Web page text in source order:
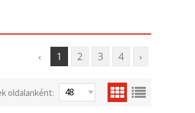
‹ 1 2 3 4 ›
oldalanként: